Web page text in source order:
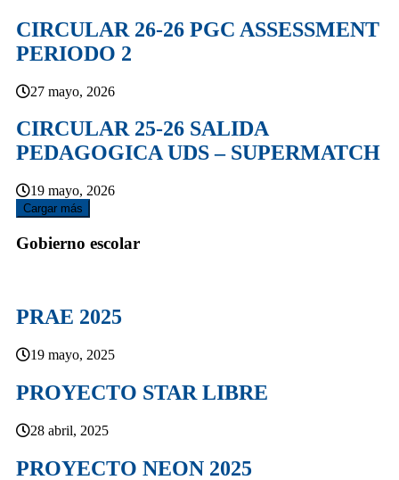
CIRCULAR 26-26 PGC ASSESSMENT
PERIODO 2
27 mayo, 2026
CIRCULAR 25-26 SALIDA
PEDAGOGICA UDS – SUPERMATCH
19 mayo, 2026
Cargar más
Gobierno escolar
PRAE 2025
19 mayo, 2025
PROYECTO STAR LIBRE
28 abril, 2025
PROYECTO NEON 2025